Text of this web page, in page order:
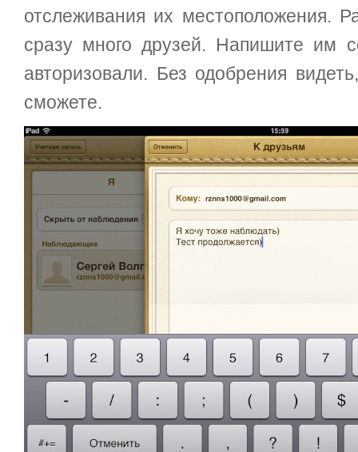
отслеживания их местоположения.
сразу много друзей. Напишите им
авторизовали. Без одобрения
сможете.